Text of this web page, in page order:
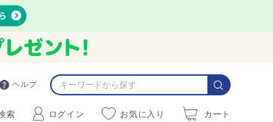
ヘルプ
索 ログイン お気に入り カート